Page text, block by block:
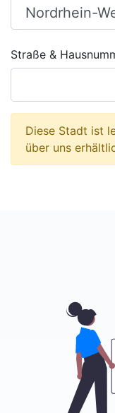
Straße &
Diese Stadt ist
über uns